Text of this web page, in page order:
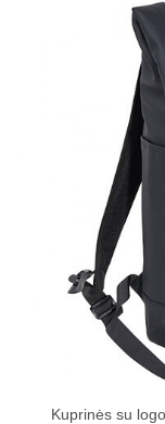
Kuprinės su